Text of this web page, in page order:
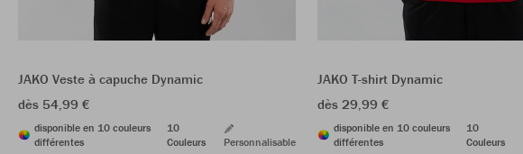
JAKO Veste à capuche Dynamic
dès 54,99 €
disponible en 10 couleurs
différentes
10
Couleurs
Personnalisable
JAKO T-shirt Dynamic
dès 29,99 €
disponible en 10 couleurs
différentes
10
Couleurs